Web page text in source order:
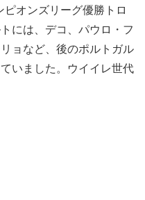
オンズリーグ優勝トロ
には、デコ、パウロ・フ
ョなど、後のポルトガル
いました。ウイイレ世代